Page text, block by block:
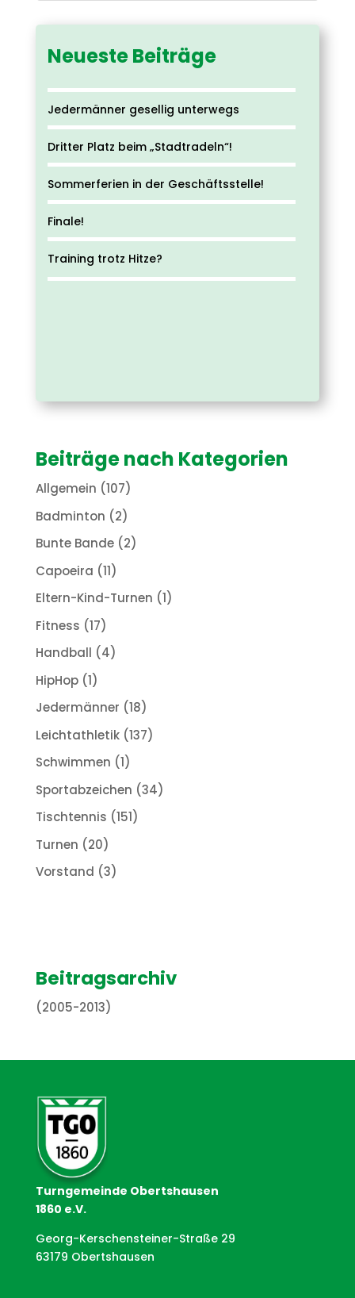
Neueste Beiträge
Jedermänner gesellig unterwegs
Dritter Platz beim „Stadtradeln“!
Sommerferien in der Geschäftsstelle!
Finale!
Training trotz Hitze?
Beiträge nach Kategorien
Allgemein (107)
Badminton (2)
Bunte Bande(2)
Capoeira (11)
Eltern-Kind-Turnen (1)
Fitness (17)
Handball (4)
HipHop(1)
Jedermänner (18)
Leichtathletik(137)
Schwimmen (1)
Sportabzeichen (34)
Tischtennis (151)
Turnen (20)
Vorstand (3)
Beitragsarchiv
(2005-2013)
Turngemeinde Obertshausen
1860 e.V.
Georg-Kerschensteiner-Straße 29
63179 Obertshausen